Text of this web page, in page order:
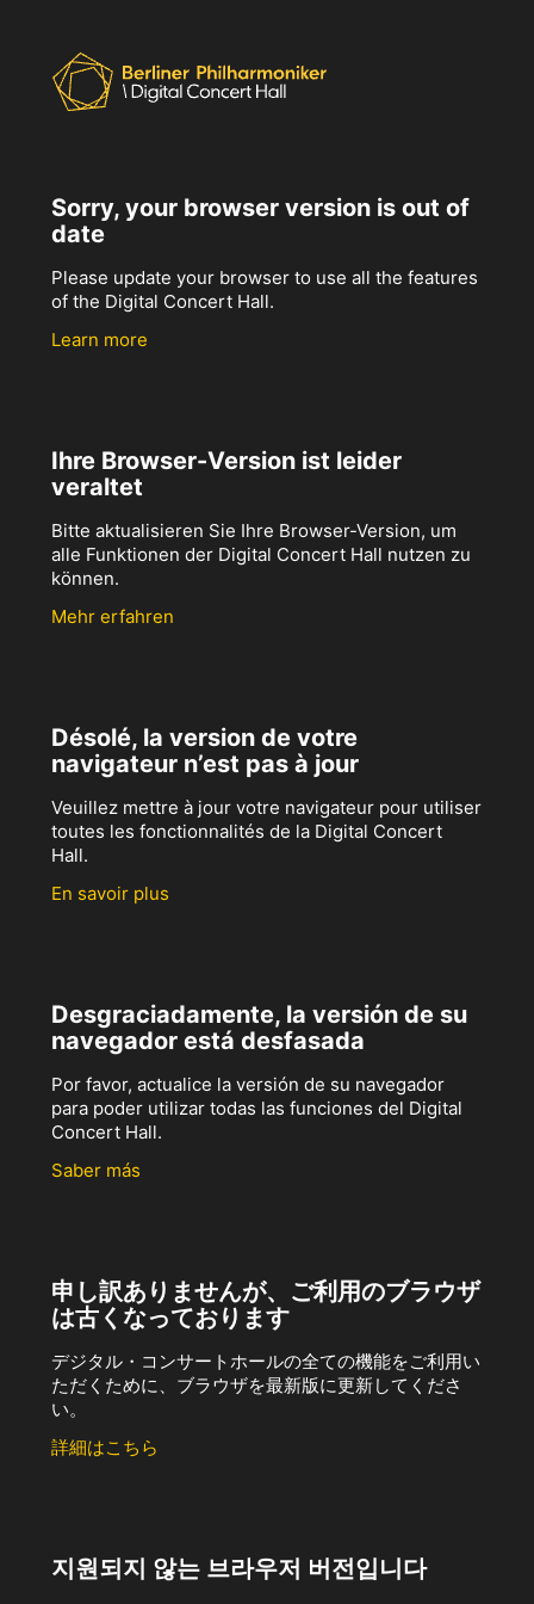
Sorry, your browser version is out of
date
Please update your browser to use all the features
of the Digital Concert Hall.
Learn more
Ihre Browser-Version ist leider
veraltet
Bitte aktualisieren Sie Ihre Browser-Version, um
alle Funktionen der Digital Concert Hall nutzen zu
können.
Mehr erfahren
Désolé, la version de votre
navigateur n’est pas à jour
Veuillez mettre à jour votre navigateur pour utiliser
toutes les fonctionnalités de la Digital Concert
Hall.
En savoir plus
Desgraciadamente, la versión de su
navegador está desfasada
Por favor, actualice la versión de su navegador
para poder utilizar todas las funciones del Digital
Concert Hall.
Saber más
申し訳ありませんが、ご利用のブラウザ
は古くなっております
デジタル・コンサートホールの全ての機能をご利用い
ただくために、ブラウザを最新版に更新してくださ
い。
詳細はこちら
지원되지 않는 브라우저 버전입니다